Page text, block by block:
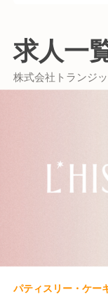
っております
スクエア店に
ださい。
求人一
株式会社トランジ
パティスリー・ケー